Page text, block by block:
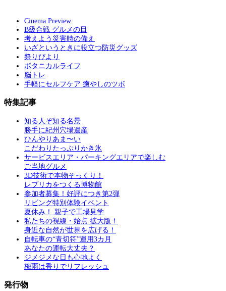
Cinema Preview
B級合戦 グルメの目
考えよう災害時の備え
いざというときに役立つ防災グッズ
祭りびより
ボタニカルライフ
脳トレ
手軽にセルフケア 癒やしのツボ
特集記事
知る人ぞ知る名景
勝手に紀州穴場遺産
ひんやりあま〜い
こだわりたっぷりかき氷
サービスエリア・パーキングエリアで楽しむ
ご当地グルメ
3D技術で本物そっくり！
レプリカをつくる博物館
参加者募集！好評につき第2弾
リビング特別体験イベント
夏休み！ 親子で工場見学
私たちの視線・始点 拡大版！
身近な自然が世界を広げる！
自転車の“青切符”運用3カ月
あなたの運転大丈夫？
ジメジメな日も心地よく
梅雨は香りでリフレッシュ
発行物